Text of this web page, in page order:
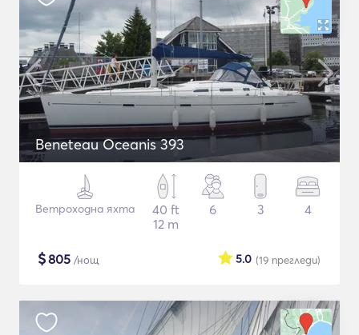
Beneteau Oceanis 393
Ветроходна яхта
40 ft
12 m
6 3 4
$805 /нощ (19 прегледи)
5.0